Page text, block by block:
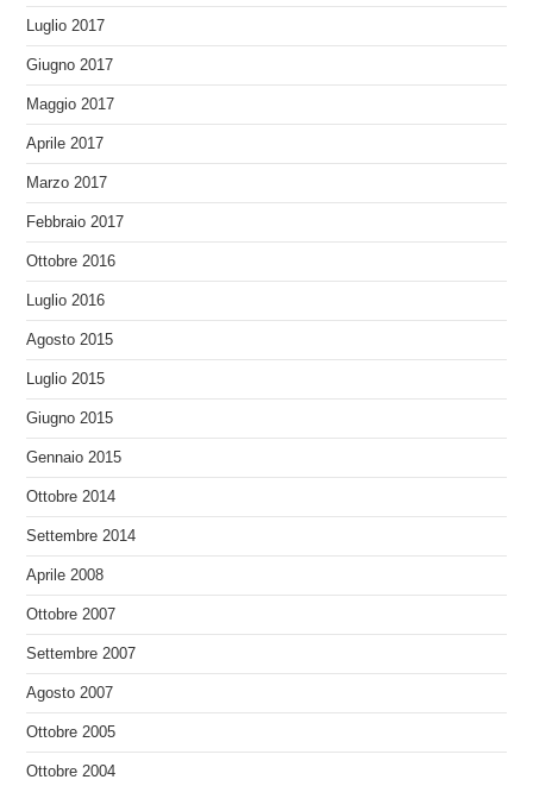
Luglio 2017
Giugno 2017
Maggio 2017
Aprile 2017
Marzo 2017
Febbraio 2017
Ottobre 2016
Luglio 2016
Agosto 2015
Luglio 2015
Giugno 2015
Gennaio 2015
Ottobre 2014
Settembre 2014
Aprile 2008
Ottobre 2007
Settembre 2007
Agosto 2007
Ottobre 2005
Ottobre 2004